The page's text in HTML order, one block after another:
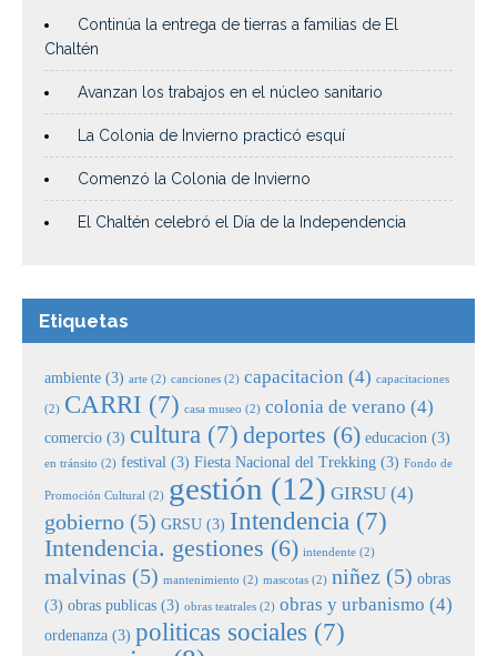
Continúa la entrega de tierras a familias de El
Chaltén
Avanzan los trabajos en el núcleo sanitario
La Colonia de Invierno practicó esquí
Comenzó la Colonia de Invierno
El Chaltén celebró el Día de la Independencia
Etiquetas
ambiente (3) arte (2) canciones (2) capacitacion (4) capacitaciones
(2) CARRI (7) casa museo (2) colonia de verano (4)
comercio (3) cultura (7) deportes (6) educacion (3)
en tránsito (2) festival (3) Fiesta Nacional del Trekking (3) Fondo de
Promoción Cultural (2) gestión (12) GIRSU (4)
gobierno (5) GRSU (3) Intendencia (7)
Intendencia. gestiones (6) intendente (2)
malvinas (5) mantenimiento (2) mascotas (2) niñez (5) obras
(3) obras publicas (3) obras teatrales (2) obras y urbanismo (4)
ordenanza (3) politicas sociales (7)